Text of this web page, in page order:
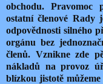
obchodu. Pravomoc
ostatní členové Rady
odpovědnosti silného
orgánu bez
členů. Vznikne zde
nákladů na provoz
blízkou jistotě